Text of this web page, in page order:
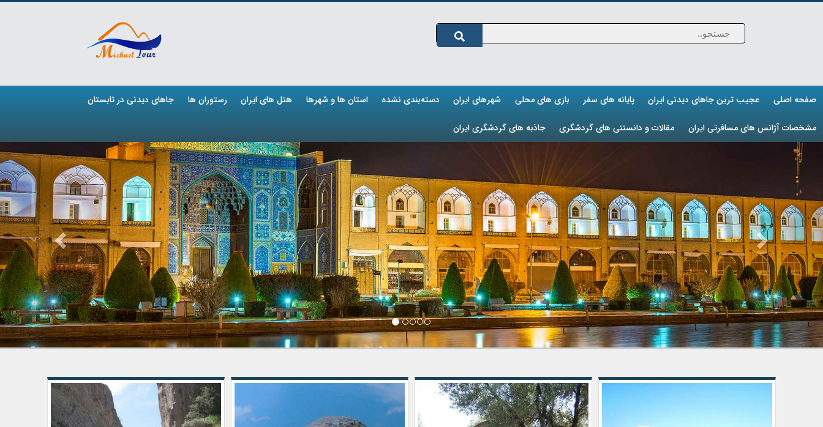
صفحه اصلی عجیب ترین جاهای دیدنی ایران پایانه های سفر بازی های محلی شهرهای ایران دسته‌بندی نشده استان ها و شهرها هتل های ایران رستوران ها جاهای دیدنی در تابستان
مشخصات آژانس های مسافرتی ایران مقالات و دانستنی های گردشگری جاذبه های گردشگری ایران